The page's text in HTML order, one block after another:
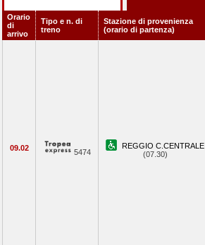
Orario
di
arrivo
Tipo e n. di
treno
Stazione di provenienza
(orario di partenza)
09.02 5474
REGGIO C.CENTRALE
(07.30)